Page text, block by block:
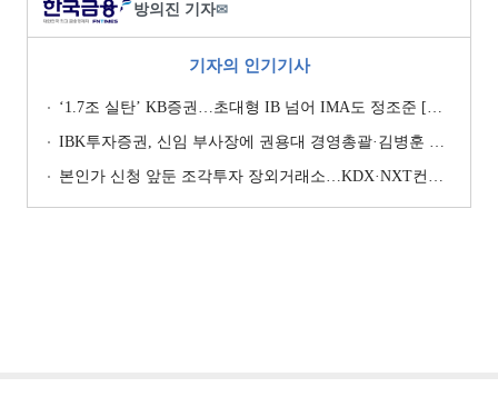
방의진 기자✉
기자의 인기기사
‘1.7조 실탄’ KB증권…초대형 IB 넘어 IMA도 정조준 [전업계 추격하는 은행계 증권사 (2)]
IBK투자증권, 신임 부사장에 권용대 경영총괄·김병훈 생산적금융 총괄 선임
본인가 신청 앞둔 조각투자 장외거래소…KDX·NXT컨소 막판 점검 ‘분주’